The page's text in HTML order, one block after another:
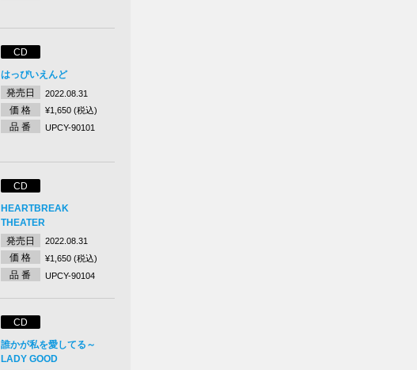
CD
はっぴいえんど
発売日
2022.08.31
価 格 ¥1,650 (税込)
品 番 UPCY-90101
CD
HEARTBREAK
THEATER
発売日
2022.08.31
価 格 ¥1,650 (税込)
品 番 UPCY-90104
CD
誰かが私を愛してる～
LADY GOOD